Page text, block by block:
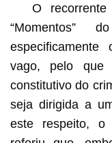
O
“Momentos”
vago, pelo que
constitutivo do
seja dirigida a
este respeito, o